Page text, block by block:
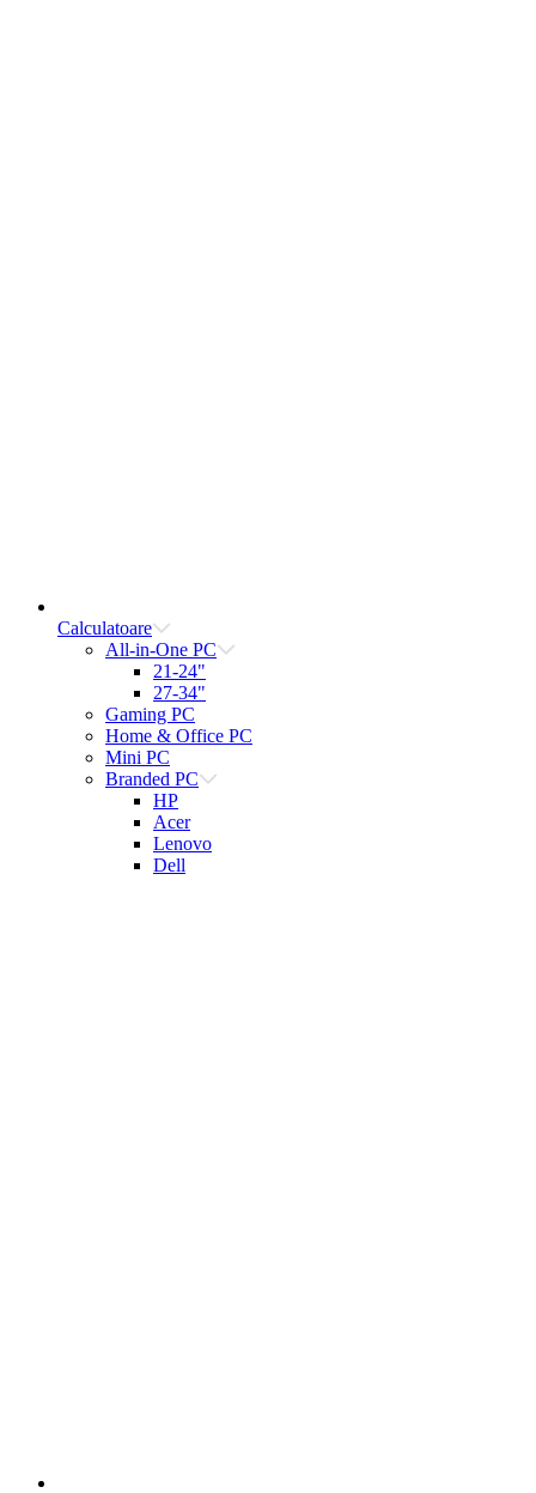
Calculatoare
All-in-One PC
21-24"
27-34"
Gaming PC
Home & Office PC
Mini PC
Branded PC
HP
Acer
Lenovo
Dell